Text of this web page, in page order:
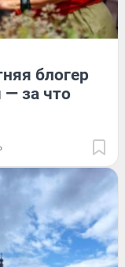
блогер
— за что